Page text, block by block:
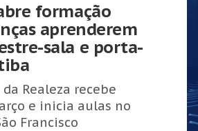
formação
aprenderem
sala e porta-
Realeza recebe
e inicia aulas no
Francisco